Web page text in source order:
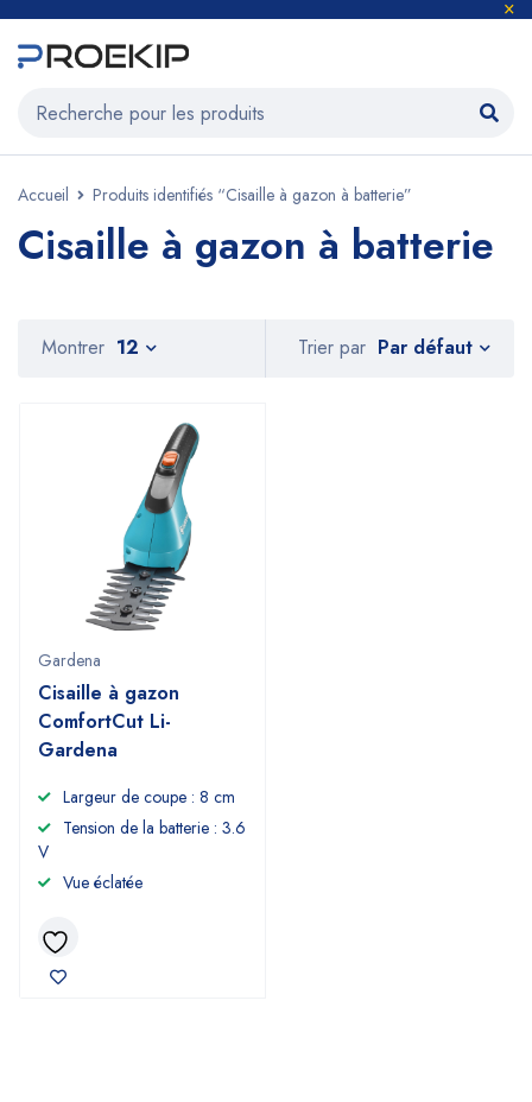
Accueil Produits identifiés “Cisaille à gazon à batterie”
Cisaille à gazon à batterie
Trier par Par défaut
Montrer 12
Gardena
Cisaille à gazon
ComfortCut Li-
Gardena
Largeur de coupe : 8 cm
Tension de la batterie : 3.6
V
Vue éclatée